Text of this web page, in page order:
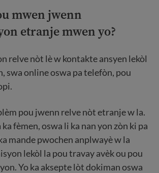
mwen jwenn
etranje mwen yo?
relve nòt lè w kontakte ansyen lekòl
swa online oswa pa telefòn, pou
pou jwenn relve nòt etranje w la.
ka fèmen, oswa li ka nan yon zòn ki pa
mande pwochen anplwayè w la
lekòl la pou travay avèk ou pou
Yo ka aksepte lòt dokiman oswa